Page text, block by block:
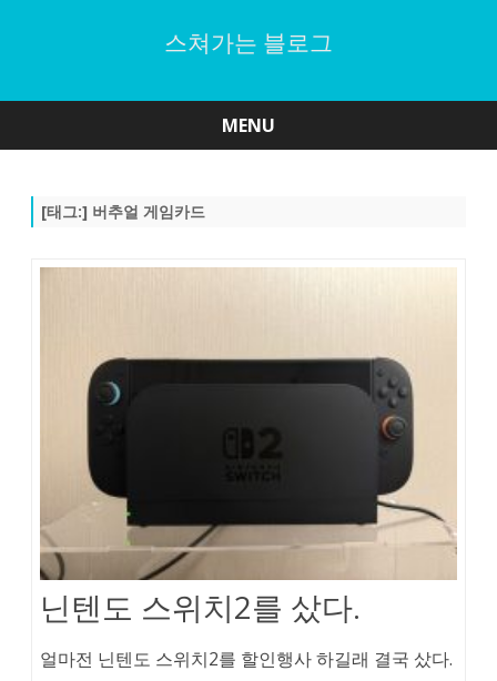
스쳐가는 블로그
MENU
[태그:] 버추얼 게임카드
닌텐도 스위치2를 샀다.
얼마전 닌텐도 스위치2를 할인행사 하길래 결국 샀다.